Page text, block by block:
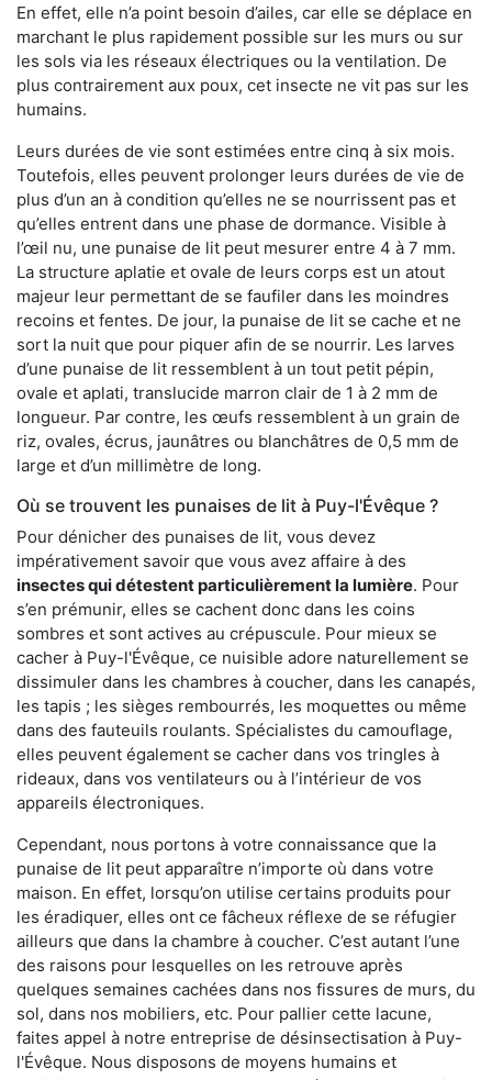
En effet, elle n’a point besoin d’ailes, car elle se déplace en
marchant le plus rapidement possible sur les murs ou sur
les sols via les réseaux électriques ou la ventilation. De
plus contrairement aux poux, cet insecte ne vit pas sur les
humains.
Leurs durées de vie sont estimées entre cinq à six mois.
Toutefois, elles peuvent prolonger leurs durées de vie de
plus d’un an à condition qu’elles ne se nourrissent pas et
qu’elles entrent dans une phase de dormance. Visible à
l’œil nu, une punaise de lit peut mesurer entre 4 à 7 mm.
La structure aplatie et ovale de leurs corps est un atout
majeur leur permettant de se faufiler dans les moindres
recoins et fentes. De jour, la punaise de lit se cache et ne
sort la nuit que pour piquer afin de se nourrir. Les larves
d’une punaise de lit ressemblent à un tout petit pépin,
ovale et aplati, translucide marron clair de 1 à 2 mm de
longueur. Par contre, les œufs ressemblent à un grain de
riz, ovales, écrus, jaunâtres ou blanchâtres de 0,5 mm de
large et d’un millimètre de long.
Où se trouvent les punaises de lit à Puy-l'Évêque ?
Pour dénicher des punaises de lit, vous devez
impérativement savoir que vous avez affaire à des
insectes qui détestent particulièrement la lumière. Pour
s’en prémunir, elles se cachent donc dans les coins
sombres et sont actives au crépuscule. Pour mieux se
cacher à Puy-l'Évêque, ce nuisible adore naturellement se
dissimuler dans les chambres à coucher, dans les canapés,
les tapis ; les sièges rembourrés, les moquettes ou même
dans des fauteuils roulants. Spécialistes du camouflage,
elles peuvent également se cacher dans vos tringles à
rideaux, dans vos ventilateurs ou à l’intérieur de vos
appareils électroniques.
Cependant, nous portons à votre connaissance que la
punaise de lit peut apparaître n’importe où dans votre
maison. En effet, lorsqu’on utilise certains produits pour
les éradiquer, elles ont ce fâcheux réflexe de se réfugier
ailleurs que dans la chambre à coucher. C’est autant l’une
des raisons pour lesquelles on les retrouve après
quelques semaines cachées dans nos fissures de murs, du
sol, dans nos mobiliers, etc. Pour pallier cette lacune,
faites appel à notre entreprise de désinsectisation à Puy-
l'Évêque. Nous disposons de moyens humains et